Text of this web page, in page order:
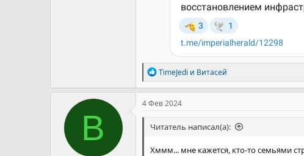
Р
е
а
к
и
TimeJedi и Витасей
В
4 Фев 2024
Читатель написал(а):
Хммм... мне кажется, кто-то семьями